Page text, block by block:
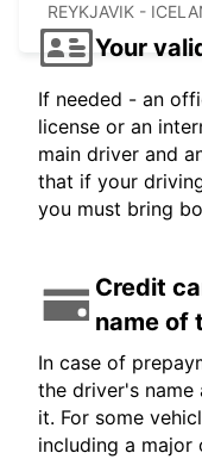
REYKJAVIK -
Your
If needed - an
license or an
main driver and
that if your
you must bring
Credit
name of
In case of
the driver's name
it. For some
including a major